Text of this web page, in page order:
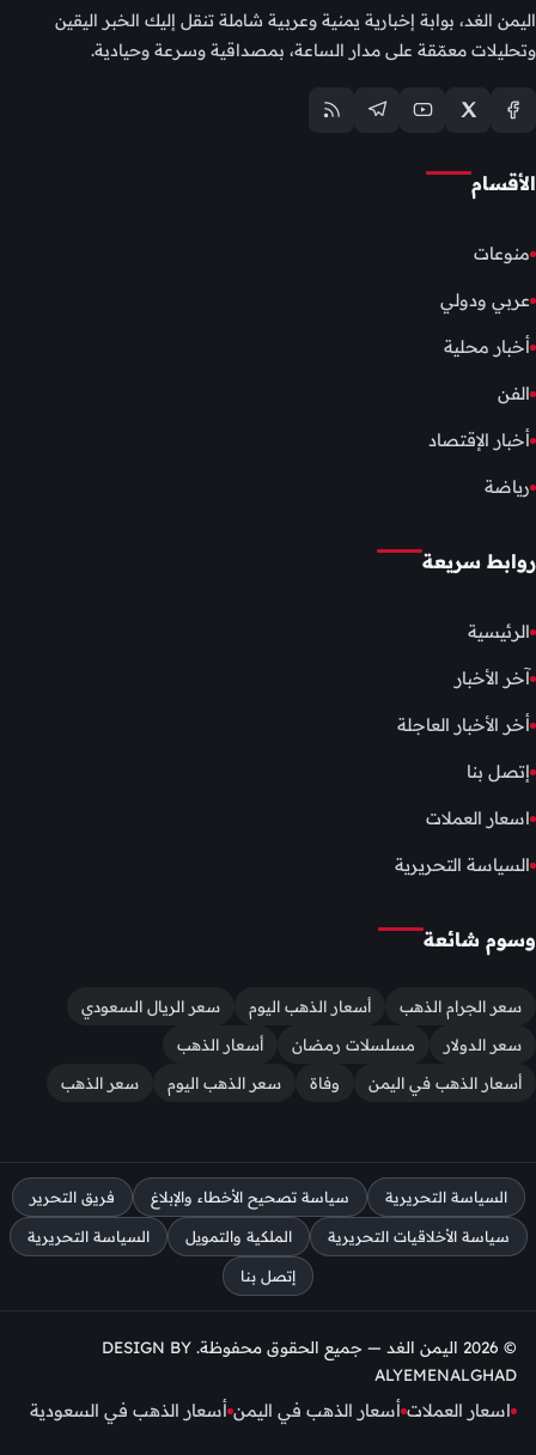
اليمن الغد، بوابة إخبارية يمنية وعربية شاملة تنقل إليك الخبر اليقين
وتحليلات معمّقة على مدار الساعة، بمصداقية وسرعة وحيادية.
الأقسام
منوعات
عربي ودولي
أخبار محلية
الفن
أخبار الإقتصاد
رياضة
روابط سريعة
الرئيسية
آخر الأخبار
أخر الأخبار العاجلة
إتصل بنا
اسعار العملات
السياسة التحريرية
وسوم شائعة
سعر الجرام الذهب أسعار الذهب اليوم
سعر الريال السعودي
سعر الدولار
مسلسلات رمضان
أسعار الذهب
أسعار الذهب في اليمن
وفاة سعر الذهب اليوم سعر الذهب
السياسة التحريرية سياسة تصحيح الأخطاء والإبلاغ فريق التحرير
سياسة الأخلاقيات التحريرية الملكية والتمويل السياسة التحريرية
إتصل بنا
© 2026 اليمن الغد — جميع الحقوق محفوظة. DESIGN BY
ALYEMENALGHAD
اسعار العملات أسعار الذهب في اليمن أسعار الذهب في السعودية